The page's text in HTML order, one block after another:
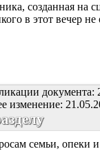
созданная на
в этот вечер не
документа:
изменение:
семьи, опеки и